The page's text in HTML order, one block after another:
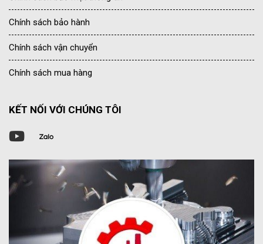
Chính sách bảo hành
Chính sách vận chuyển
Chính sách mua hàng
KẾT NỐI VỚI CHÚNG TÔI